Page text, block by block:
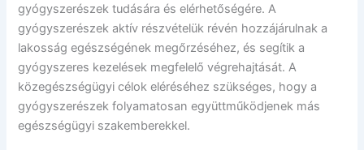
gyógyszerészek tudására és elérhetőségére. A
gyógyszerészek aktív részvételük révén hozzájárulnak a
lakosság egészségének megőrzéséhez, és segítik a
gyógyszeres kezelések megfelelő végrehajtását. A
közegészségügyi célok eléréséhez szükséges, hogy a
gyógyszerészek folyamatosan együttműködjenek más
egészségügyi szakemberekkel.